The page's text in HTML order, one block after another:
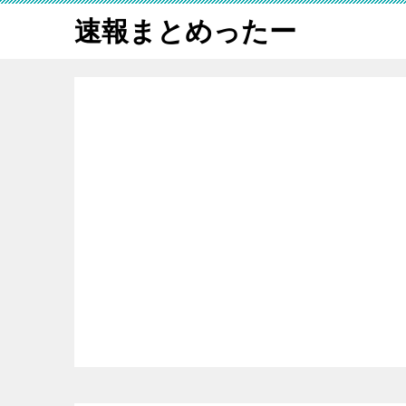
速報まとめったー